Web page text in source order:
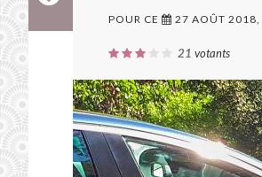
POUR CE 27 AOÛT 2018,
21 votants